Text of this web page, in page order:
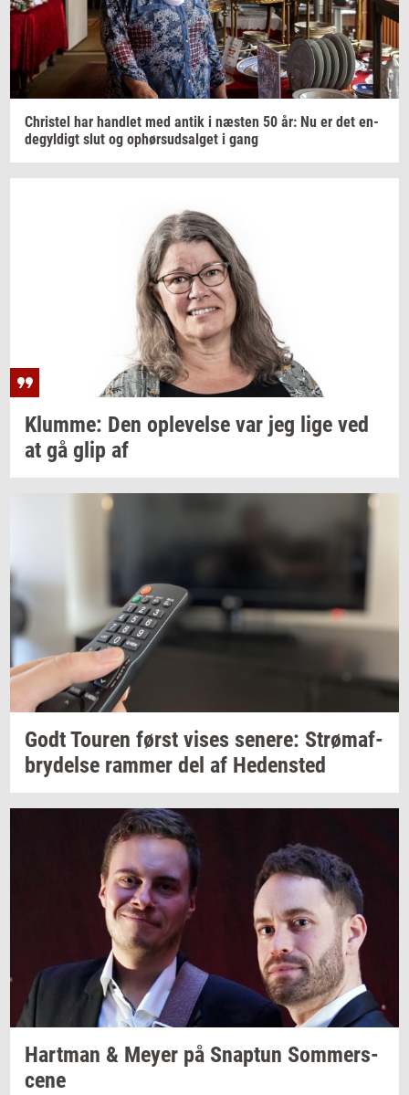
Chri­stel har hand­let med antik i næ­sten 50 år: Nu er det en­
de­gyl­digt slut og op­hør­s­ud­sal­get i gang
Klum­me: Den op­le­vel­se var jeg lige ved
at gå glip af
GodtTou­ren først vises se­ne­re: Strø­maf­
bry­del­se ram­mer del af He­den­sted
Hart­man & Meyer på Snap­tun Som­mer­s­
ce­ne